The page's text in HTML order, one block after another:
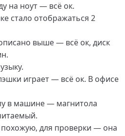
на ноут — всё ок.
стало отображаться 2
выше — всё ок, диск
играет — всё ок. В офисе
в машине — магнитола
похожую, для проверки — она